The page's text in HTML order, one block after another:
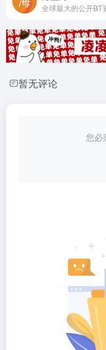
全球最大的公开BT
暂无评论
您必